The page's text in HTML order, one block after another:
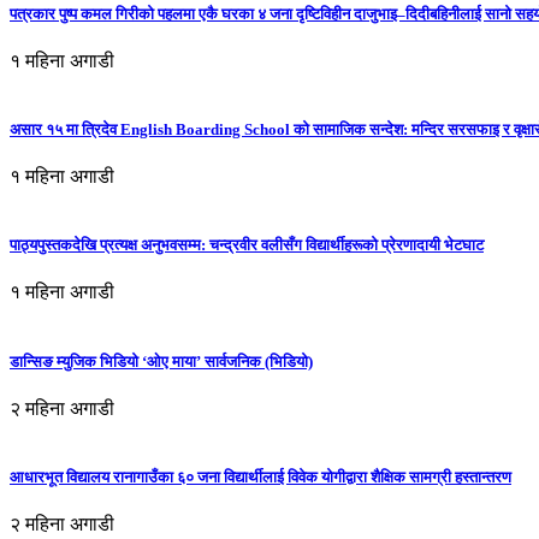
पत्रकार पुष्प कमल गिरीको पहलमा एकै घरका ४ जना दृष्टिविहीन दाजुभाइ–दिदीबहिनीलाई सानो
१ महिना अगाडी
असार १५ मा त्रिदेव English Boarding School को सामाजिक सन्देश: मन्दिर सरसफाइ र
१ महिना अगाडी
पाठ्यपुस्तकदेखि प्रत्यक्ष अनुभवसम्म: चन्द्रवीर वलीसँग विद्यार्थीहरूको प्रेरणादायी भेटघाट
१ महिना अगाडी
डान्सिङ म्युजिक भिडियो ‘ओए माया’ सार्वजनिक (भिडियो)
२ महिना अगाडी
आधारभूत विद्यालय रानागाउँका ६० जना विद्यार्थीलाई विवेक योगीद्वारा शैक्षिक सामग्री हस्तान्तरण
२ महिना अगाडी